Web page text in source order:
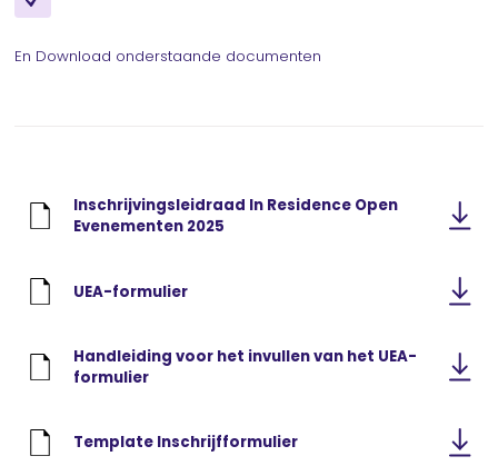
En Download onderstaande documenten
Inschrijvingsleidraad In Residence Open
Evenementen 2025
UEA-formulier
Handleiding voor het invullen van het UEA-
formulier
Template Inschrijfformulier